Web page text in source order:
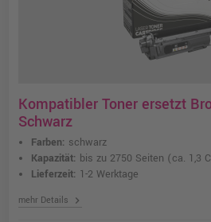
Kompatibler Toner ersetzt
Schwarz
Farben: schwarz
Kapazität: bis zu 2750 Seiten (ca. 1,3
Lieferzeit: 1-2 Werktage
mehr Details chevron_right